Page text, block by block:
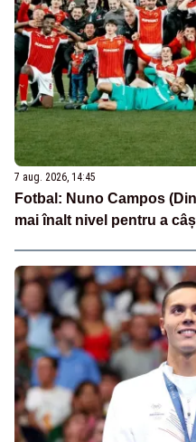
7 aug. 2026, 14:45
Fotbal: Nuno Campos
mai înalt nivel pentru a